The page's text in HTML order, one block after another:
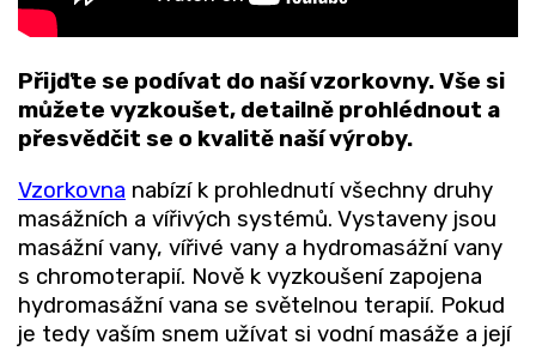
Přijďte se podívat do naší vzorkovny. Vše si
můžete vyzkoušet, detailně prohlédnout a
přesvědčit se o kvalitě naší výroby.
Vzorkovna nabízí k prohlednutí všechny druhy
masážních a vířivých systémů. Vystaveny jsou
masážní vany, vířivé vany a hydromasážní vany
s chromoterapií. Nově k vyzkoušení zapojena
hydromasážní vana se světelnou terapií. Pokud
je tedy vaším snem užívat si vodní masáže a její